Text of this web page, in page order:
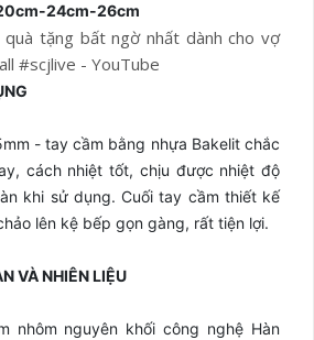
24cm-26cm
tặng bất ngờ nhất dành cho vợ
#scjlive - YouTube
- tay cầm bằng nhựa Bakelit chắc
cách nhiệt tốt, chịu được nhiệt độ
khi sử dụng. Cuối tay cầm thiết kế
lên kệ bếp gọn gàng, rất tiện lợi.
VÀ NHIÊN LIỆU
nhôm nguyên khối công nghệ Hàn